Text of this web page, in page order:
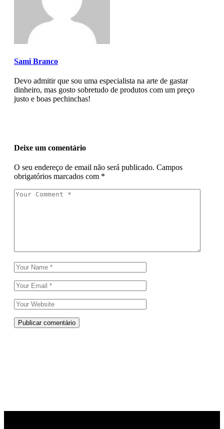
Sami Branco
Devo admitir que sou uma especialista na arte de gastar
dinheiro, mas gosto sobretudo de produtos com um preço
justo e boas pechinchas!
Deixe um comentário
O seu endereço de email não será publicado. Campos
obrigatórios marcados com *
Publicar comentário